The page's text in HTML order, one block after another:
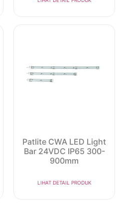
Patlite CWA LED Light
Bar 24VDC IP65 300-
900mm
LIHAT DETAIL PRODUK